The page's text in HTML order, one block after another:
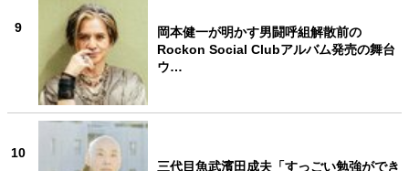
9
岡本健一が明かす男闘呼組解散前の
Rockon Social Clubアルバム発売の舞台
ウ…
10
三代目魚武濱田成夫「すっごい勉強ができ